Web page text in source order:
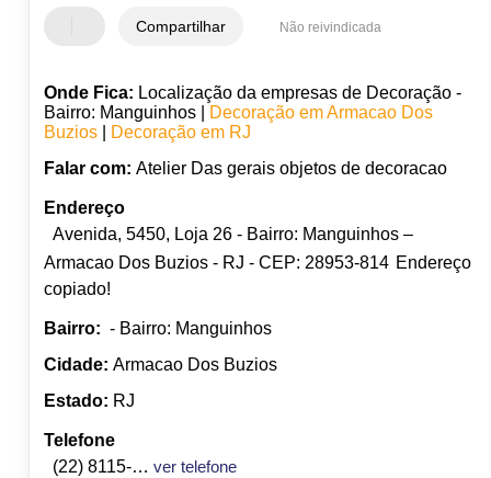
Compartilhar Não reivindicada
Onde Fica: Localização da empresas de Decoração -
Bairro: Manguinhos |
Decoração em Armacao Dos
Buzios|
Decoração em RJ
Falar com: Atelier Das gerais objetos de decoracao
Endereço
Avenida, 5450, Loja 26 - Bairro: Manguinhos –
Armacao Dos Buzios - RJ - CEP: 28953-814 Endereço
copiado!
Bairro: - Bairro: Manguinhos
Cidade: Armacao Dos Buzios
Estado: RJ
Telefone
(22) 8115-0054
ver telefone